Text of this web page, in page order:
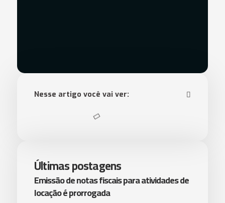
Nesse artigo você vai ver:
Últimas postagens
Emissão de notas fiscais para atividades de
locação é prorrogada